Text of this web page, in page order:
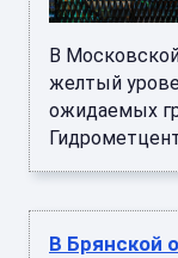
В
желтый
ожидаемых
В Брянской